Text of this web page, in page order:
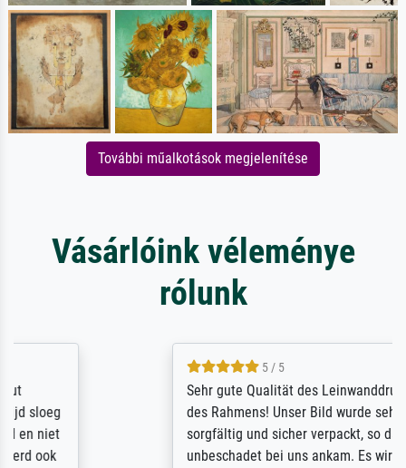
További műalkotások megjelenítése
Vásárlóink véleménye
rólunk
Sehr gute Qualität des Leinwanddrucks und
des Rahmens! Unser Bild wurde sehr
sorgfältig und sicher verpackt, so dass es
unbeschadet bei uns ankam. Es wird nicht